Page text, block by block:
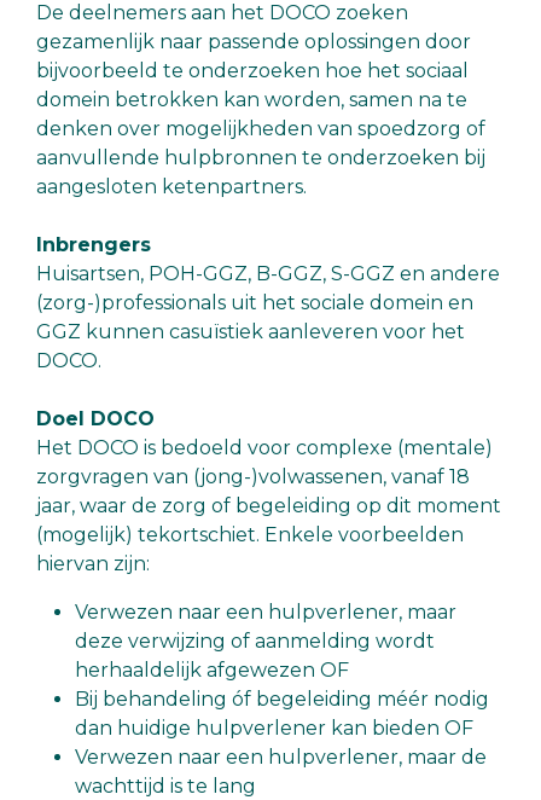
De deelnemers aan het DOCO zoeken
gezamenlijk naar passende oplossingen door
bijvoorbeeld te onderzoeken hoe het sociaal
domein betrokken kan worden, samen na te
denken over mogelijkheden van spoedzorg of
aanvullende hulpbronnen te onderzoeken bij
aangesloten ketenpartners.
Inbrengers
Huisartsen, POH-GGZ, B-GGZ, S-GGZ en andere
(zorg-)professionals uit het sociale domein en
GGZ kunnen casuïstiek aanleveren voor het
DOCO.
Doel DOCO
Het DOCO is bedoeld voor complexe (mentale)
zorgvragen van (jong-)volwassenen, vanaf 18
jaar, waar de zorg of begeleiding op dit moment
(mogelijk) tekortschiet. Enkele voorbeelden
hiervan zijn:
Verwezen naar een hulpverlener, maar
deze verwijzing of aanmelding wordt
herhaaldelijk afgewezen OF
Bij behandeling óf begeleiding méér nodig
dan huidige hulpverlener kan bieden OF
Verwezen naar een hulpverlener, maar de
wachttijd is te lang